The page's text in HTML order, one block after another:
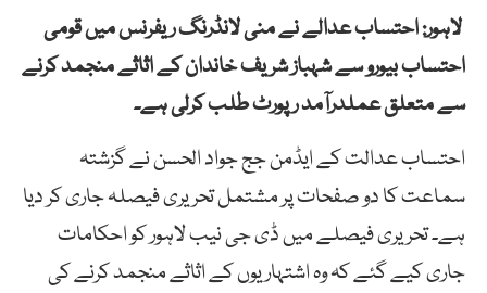
لاہور: احتساب عدالے نے منی لانڈرنگ ریفرنس میں قومی
احتساب بیورو سے شہباز شریف خاندان کے اثاثے منجمد کرنے
سے متعلق عملدرآمد رپورٹ طلب کرلی ہے۔
احتساب عدالت کے ایڈمن جج جواد الحسن نے گزشتہ
سماعت کا دو صفحات پر مشتمل تحریری فیصلہ جاری کر دیا
ہے۔ تحریری فیصلے میں ڈی جی نیب لاہور کو احکامات
جاری کیے گئے کہ وہ اشتہاریوں کے اثاثے منجمد کرنے کی